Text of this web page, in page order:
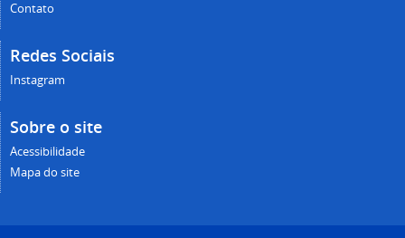
Contato
Redes Sociais
Instagram
Sobre o site
Acessibilidade
Mapa do site